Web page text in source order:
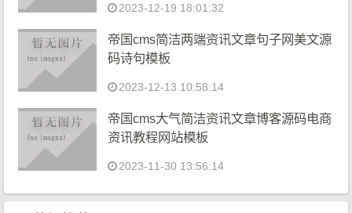
2023-12-19 18:01:32
帝国cms简洁两端资讯文章句子网美文源
码诗句模板
2023-12-13 10:58:14
帝国cms大气简洁资讯文章博客源码电商
资讯教程网站模板
2023-11-30 13:56:14